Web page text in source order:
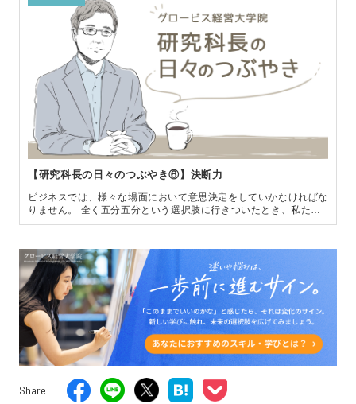
【研究科長の日々のつぶやき⑥】決断力
ビジネスでは、様々な場面において意思決定をしていかなければな
りません。 全く五分五分という選択肢に行きついたとき、私たち
はどのように決断をしたらよいのでしょうか？
Share